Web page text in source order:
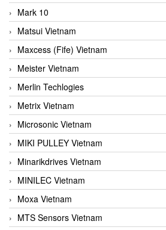
Mark 10
Matsui Vietnam
Maxcess (Fife) Vietnam
Meister Vietnam
Merlin Techlogies
Metrix Vietnam
Microsonic Vietnam
MIKI PULLEY Vietnam
Minarikdrives Vietnam
MINILEC Vietnam
Moxa Vietnam
MTS Sensors Vietnam